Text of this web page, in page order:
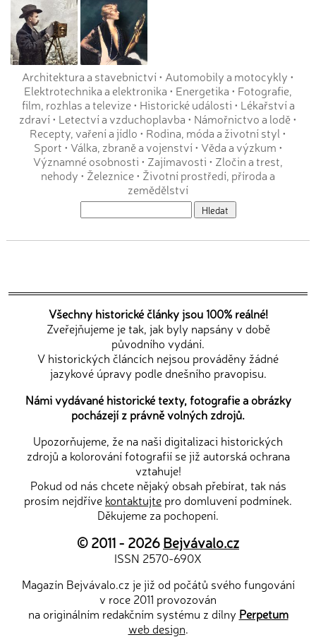
Architektura a stavebnictví• Automobily a motocykly •
Elektrotechnika a elektronika • Energetika • Fotografie,
film, rozhlas a televize• Historické události • Lékařství a
zdraví• Letectví a vzduchoplavba • Námořnictvo a lodě•
Recepty, vaření a jídlo • Rodina, móda a životní styl •
Sport • Válka, zbraně a vojenství• Věda a výzkum •
Významné osobnosti • Zajímavosti • Zločin a trest,
nehody • Železnice• Životní prostředí, příroda a
zemědělství
Všechny historické články jsou 100% reálné!
Zveřejňujeme je tak, jak byly napsány v době
původního vydání.
V historických článcích nejsou prováděny žádné
jazykové úpravy podle dnešního pravopisu.
Námi vydávané historické texty, fotografie a obrázky
pocházejí z právně volných zdrojů.
Upozorňujeme, že na naši digitalizaci historických
zdrojů a kolorování fotografií se již autorská ochrana
vztahuje!
Pokud od nás chcete nějaký obsah přebírat, tak nás
prosím nejdříve kontaktujte pro domluvení podmínek.
Děkujeme za pochopení.
© 2011 - 2026Bejvávalo.cz
ISSN 2570-690X
Magazín Bejvávalo.cz je již od počátů svého fungování
v roce 2011 provozován
na originálním redakčním systému z dílny Perpetum
web design.